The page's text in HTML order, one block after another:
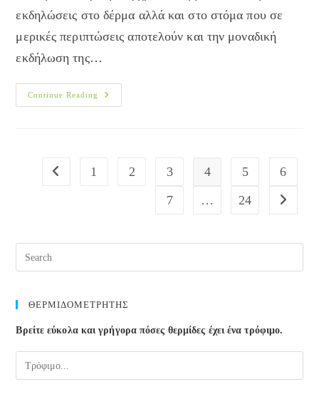
εκδηλώσεις στο δέρμα αλλά και στο στόμα που σε
μερικές περιπτώσεις αποτελούν και την μοναδική
εκδήλωση της…
Continue Reading
Ομαλός
Λειχήνας
Go to the previous page
1 2 3 4 5
6
7
… 24 Go to
ΘΕΡΜΙΔΟΜΕΤΡΗΤΗΣ
Βρείτε εύκολα και γρήγορα πόσες θερμίδες έχει ένα τρόφιμο.